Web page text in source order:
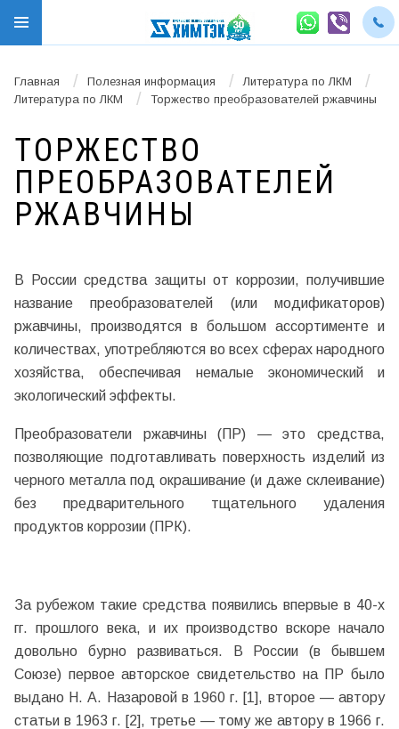
Главная / Полезная информация / Литература по ЛКМ /
Литература по ЛКМ / Торжество преобразователей ржавчины
ТОРЖЕСТВО
ПРЕОБРАЗОВАТЕЛЕЙ
РЖАВЧИНЫ
В России средства защиты от коррозии, получившие
название преобразователей (или модификаторов)
ржавчины, производятся в большом ассортименте и
количествах, употребляются во всех сферах народного
хозяйства, обеспечивая немалые экономический и
экологический эффекты.
Преобразователи ржавчины (ПР) — это средства,
позволяющие подготавливать поверхность изделий из
черного металла под окрашивание (и даже склеивание)
без предварительного тщательного удаления
продуктов коррозии (ПРК).
За рубежом такие средства появились впервые в 40-х
гг. прошлого века, и их производство вскоре начало
довольно бурно развиваться. В России (в бывшем
Союзе) первое авторское свидетельство на ПР было
выдано Н. А. Назаровой в 1960 г. [1], второе — автору
статьи в 1963 г. [2], третье — тому же автору в 1966 г.